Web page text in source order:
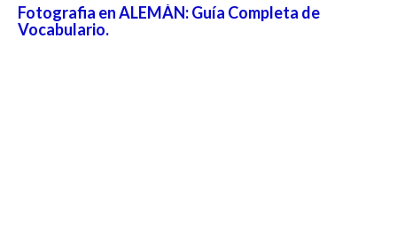
Fotografia en ALEMÁN: Guía Completa de
Vocabulario.